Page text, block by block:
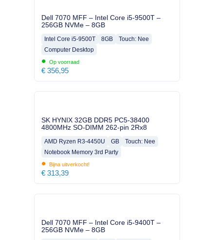
Dell 7070 MFF – Intel Core i5-9500T –
256GB NVMe – 8GB
Intel Core i5-9500T 8GB
Touch: Nee
Computer Desktop
• Op voorraad
€ 356,95
SK HYNIX 32GB DDR5 PC5-38400
4800MHz SO-DIMM 262-pin 2Rx8
AMD Ryzen R3-4450U GB
Touch: Nee
Notebook Memory 3rd Party
• Bijna uitverkocht!
€ 313,39
Dell 7070 MFF – Intel Core i5-9400T –
256GB NVMe – 8GB